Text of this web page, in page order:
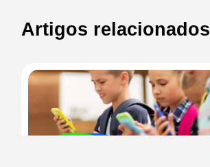
Artigos relacionados